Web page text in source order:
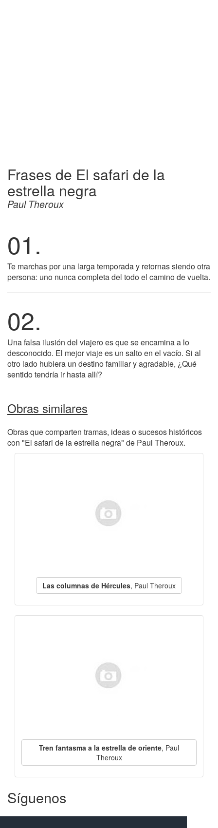
Frases de El safari de la
estrella negra
Paul Theroux
01.
Te marchas por una larga temporada y retornas siendo otra
persona: uno nunca completa del todo el camino de vuelta.
02.
Una falsa ilusión del viajero es que se encamina a lo
desconocido. El mejor viaje es un salto en el vacío. Si al
otro lado hubiera un destino familiar y agradable, ¿Qué
sentido tendría ir hasta allí?
Obras similares
Obras que comparten tramas, ideas o sucesos históricos
con "El safari de la estrella negra" de Paul Theroux.
Las columnas de Hércules, Paul Theroux
Tren fantasma a la estrella de oriente, Paul
Theroux
Síguenos